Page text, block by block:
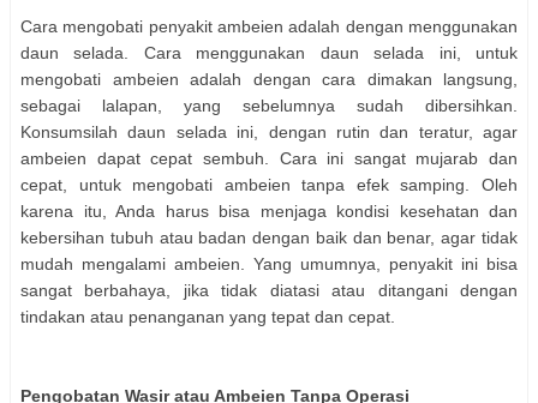
Cara mengobati penyakit ambeien adalah dengan menggunakan
daun selada. Cara menggunakan daun selada ini, untuk
mengobati ambeien adalah dengan cara dimakan langsung,
sebagai lalapan, yang sebelumnya sudah dibersihkan.
Konsumsilah daun selada ini, dengan rutin dan teratur, agar
ambeien dapat cepat sembuh. Cara ini sangat mujarab dan
cepat, untuk mengobati ambeien tanpa efek samping. Oleh
karena itu, Anda harus bisa menjaga kondisi kesehatan dan
kebersihan tubuh atau badan dengan baik dan benar, agar tidak
mudah mengalami ambeien. Yang umumnya, penyakit ini bisa
sangat berbahaya, jika tidak diatasi atau ditangani dengan
tindakan atau penanganan yang tepat dan cepat.
Pengobatan Wasir atau Ambeien Tanpa Operasi